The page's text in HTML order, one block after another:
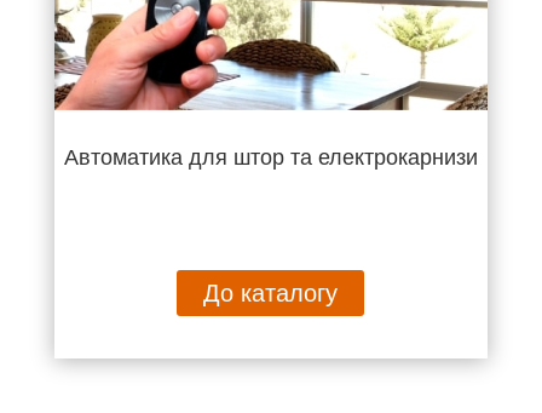
Автоматика для штор та електрокарнизи
До каталогу